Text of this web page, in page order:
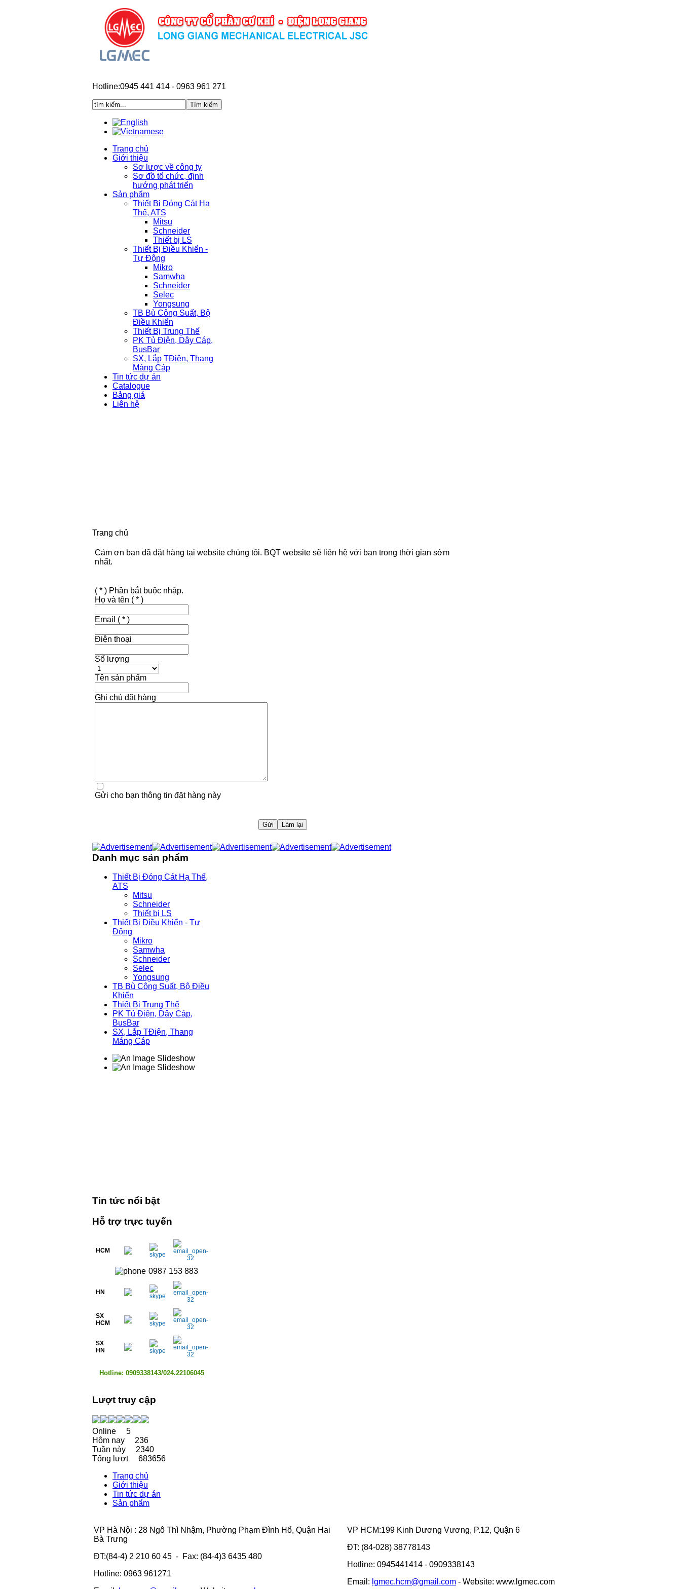
Hotline:0945 441 414 - 0963 961 271
Trang chủ
Giới thiệu
Sơ lược về công ty
Sơ đồ tổ chức, định
hướng phát triển
Sản phẩm
Thiết Bị Đóng Cát Hạ
Thế, ATS
Mitsu
Schneider
Thiết bị LS
Thiết Bị Điều Khiển -
Tự Động
Mikro
Samwha
Schneider
Selec
Yongsung
TB Bù Công Suất, Bộ
Điều Khiển
Thiết Bị Trung Thế
PK Tủ Điện, Dây Cáp,
BusBar
SX, Lắp TĐiện, Thang
Máng Cáp
Tin tức dự án
Catalogue
Bảng giá
Liên hệ
Trang chủ
Cám ơn bạn đã đặt hàng tại website chúng tôi. BQT website sẽ liên hệ với bạn trong thời gian sớm
nhất.
( * ) Phần bắt buộc nhập.
Họ và tên ( * )
Email ( * )
Điện thoại
Số lượng
Tên sản phẩm
Ghi chú đặt hàng
Gửi cho bạn thông tin đặt hàng này
Danh mục sản phẩm
Thiết Bị Đóng Cát Hạ Thế,
ATS
Mitsu
Schneider
Thiết bị LS
Thiết Bị Điều Khiển - Tự
Động
Mikro
Samwha
Schneider
Selec
Yongsung
TB Bù Công Suất, Bộ Điều
Khiển
Thiết Bị Trung Thế
PK Tủ Điện, Dây Cáp,
BusBar
SX, Lắp TĐiện, Thang
Máng Cáp
Tin tức nổi bật
Hỗ trợ trực tuyến
HCM
0987 153 883
HN
SX
HCM
SX
HN
Hotline: 0909338143/024.22106045
Lượt truy cập
Online 5
Hôm nay 236
Tuần này 2340
Tổng lượt 683656
Trang chủ
Giới thiệu
Tin tức dự án
Sản phẩm
VP Hà Nội : 28 Ngô Thì Nhậm, Phường Phạm Đình Hổ, Quận Hai
Bà Trưng
ĐT:(84-4) 2 210 60 45 - Fax: (84-4)3 6435 480
Hotline: 0963 961271
VP HCM:199 Kinh Dương Vương, P.12, Quận 6
ĐT: (84-028) 38778143
Hotline: 0945441414 - 0909338143
Email: lgmec.hcm@gmail.com - Website: www.lgmec.com